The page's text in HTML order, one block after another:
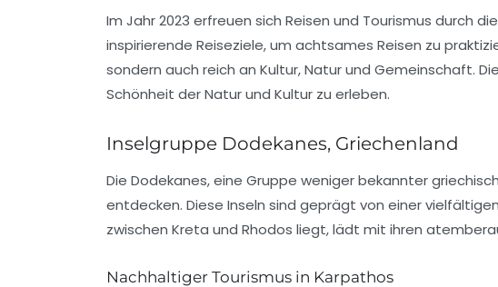
Im Jahr 2023 erfreuen sich Reisen und Tourismus durch
inspirierende Reiseziele, um achtsames Reisen zu
sondern auch reich an Kultur, Natur und Gemeinschaft.
Schönheit der Natur und Kultur zu erleben.
Inselgruppe Dodekanes, Griechenland
Die Dodekanes, eine Gruppe weniger bekannter
entdecken. Diese Inseln sind geprägt von einer
zwischen Kreta und Rhodos liegt, lädt mit ihren
Nachhaltiger Tourismus in Karpathos